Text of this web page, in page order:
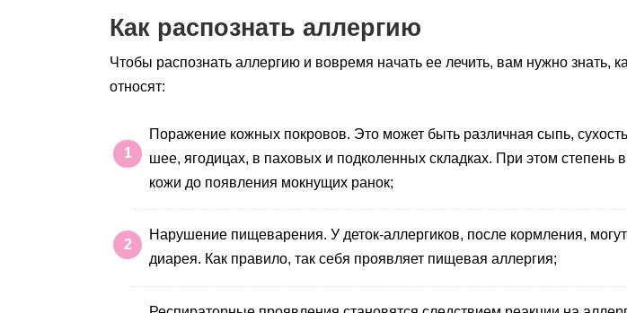
Как распознать аллергию
Чтобы распознать аллергию и вовремя начать ее лечить, вам нужно
относят:
Поражение кожных покровов. Это может быть различная сыпь,
шее, ягодицах, в паховых и подколенных складках. При этом степень
кожи до появления мокнущих ранок;
Нарушение пищеварения. У деток-аллергиков, после кормления,
диарея. Как правило, так себя проявляет пищевая аллергия;